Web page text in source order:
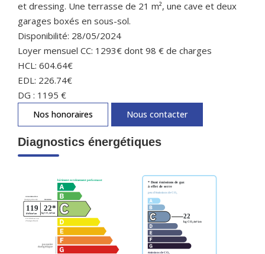
et dressing. Une terrasse de 21 m², une cave et deux
garages boxés en sous-sol.
Disponibilité: 28/05/2024
Loyer mensuel CC: 1293€ dont 98 € de charges
HCL: 604.64€
EDL: 226.74€
DG : 1195 €
Nos honoraires Nous contacter
Diagnostics énergétiques